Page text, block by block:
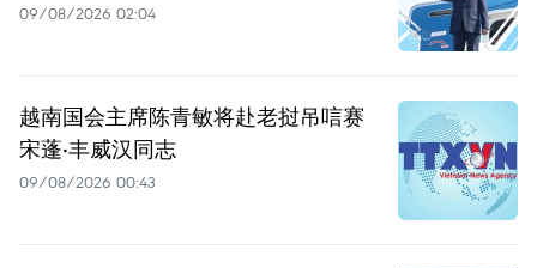
09/08/2026 02:04
越南国会主席陈青敏将赴老挝吊唁赛
宋蓬·丰威汉同志
09/08/2026 00:43